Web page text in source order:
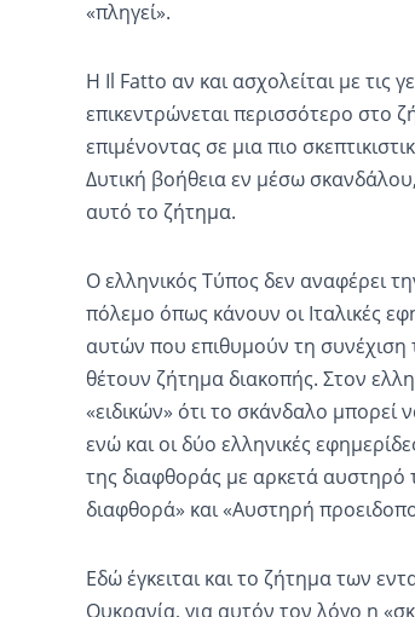
«πληγεί».
Η Il Fatto αν και ασχολείται με τις
επικεντρώνεται περισσότερο στο
επιμένοντας σε μια πιο
Δυτική βοήθεια εν μέσω
αυτό το ζήτημα.
Ο ελληνικός Τύπος δεν αναφέρει
πόλεμο όπως κάνουν οι Ιταλικές
αυτών που επιθυμούν τη συνέχιση
θέτουν ζήτημα διακοπής. Στον
«ειδικών» ότι το σκάνδαλο
ενώ και οι δύο ελληνικές
της διαφθοράς με αρκετά αυστηρό
διαφθορά» και «Αυστηρή
Εδώ έγκειται και το ζήτημα των
Ουκρανία, για αυτόν τον λόγο η